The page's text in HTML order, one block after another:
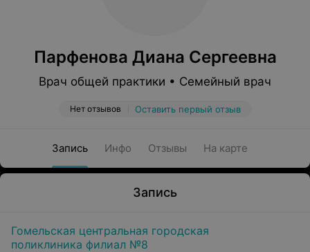
Парфенова Диана Сергеевна
Врач общей практики • Семейный врач
Нет отзывов Оставить первый отзыв
Запись Инфо Отзывы На карте
Запись
Гомельская центральная городская
поликлиника филиал №8